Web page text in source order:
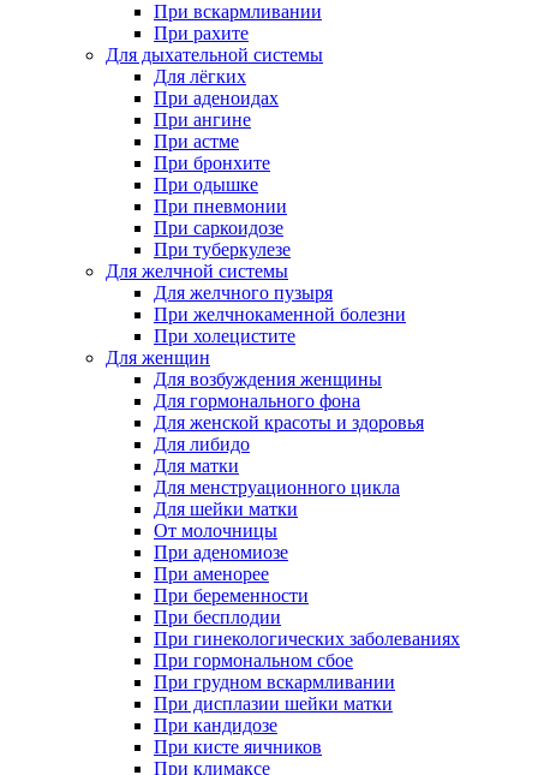
При вскармливании
При рахите
Для дыхательной системы
Для лёгких
При аденоидах
При ангине
При астме
При бронхите
При одышке
При пневмонии
При саркоидозе
При туберкулезе
Для желчной системы
Для желчного пузыря
При желчнокаменной болезни
При холецистите
Для женщин
Для возбуждения женщины
Для гормонального фона
Для женской красоты и здоровья
Для либидо
Для матки
Для менструационного цикла
Для шейки матки
От молочницы
При аденомиозе
При аменорее
При беременности
При бесплодии
При гинекологических заболеваниях
При гормональном сбое
При грудном вскармливании
При дисплазии шейки матки
При кандидозе
При кисте яичников
При климаксе